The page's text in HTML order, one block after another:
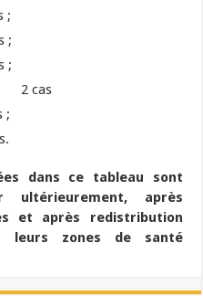
;
;
;
cas
;
dans ce tableau sont
ultérieurement, après
et après redistribution
leurs zones de santé